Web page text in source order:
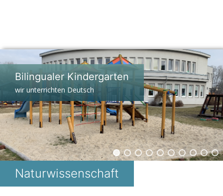
Inhalt
springen
Bilingualer Kindergarten
wir unterrichten Deutsch
Naturwissenschaft